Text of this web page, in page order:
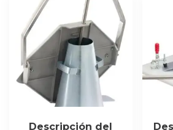
Descripción del